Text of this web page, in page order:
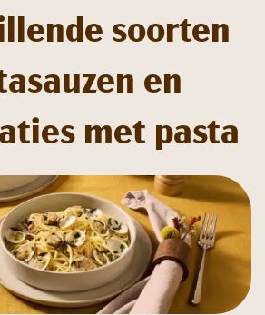
soorten
en
met pasta